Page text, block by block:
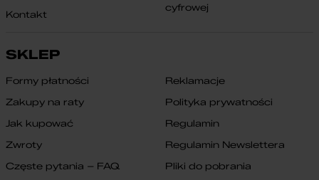
Kontakt
cyfrowej
SKLEP
Formy płatności
Zakupy na raty
Jak kupować
Zwroty
Częste pytania – FAQ
Reklamacje
Polityka prywatności
Regulamin
Regulamin Newslettera
Pliki do pobrania